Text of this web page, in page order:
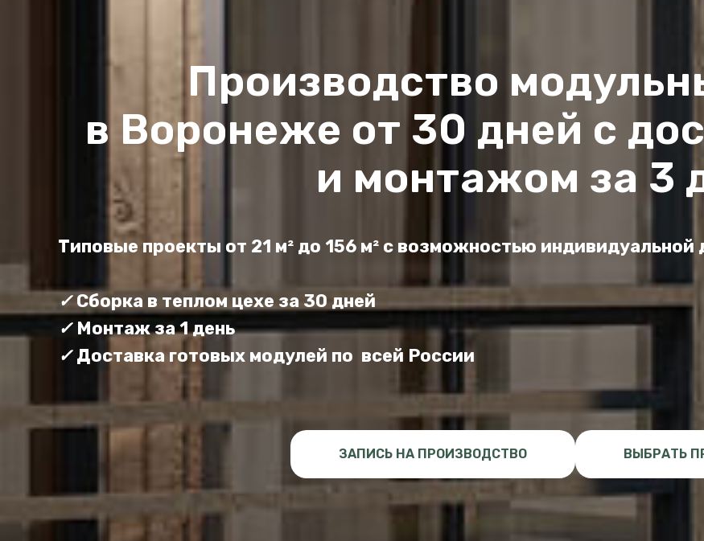
Производство
в Воронеже от 30 дней с
и монтажом за 3
Типовые проекты от 21 м² до 156 м² с возможностью
✓Сборка в теплом цехе за 30 дней
✓ Монтаж за 1 день
✓Доставка готовых модулей по всей России
ЗАПИСЬ НА ПРОИЗВОДСТВО ВЫБРАТЬ